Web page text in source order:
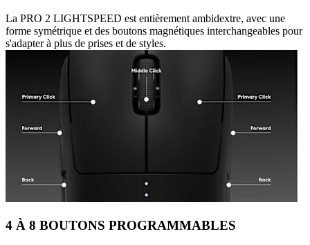
La PRO 2 LIGHTSPEED est entièrement ambidextre, avec une
forme symétrique et des boutons magnétiques interchangeables pour
s'adapter à plus de prises et de styles.
4 À 8 BOUTONS PROGRAMMABLES